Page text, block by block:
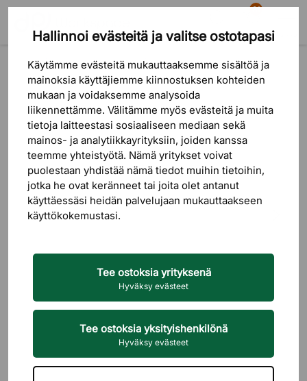
Hallinnoi evästeitä ja valitse ostotapasi
Käytämme evästeitä mukauttaaksemme sisältöä ja
mainoksia käyttäjiemme kiinnostuksen kohteiden
mukaan ja voidaksemme analysoida
liikennettämme. Välitämme myös evästeitä ja muita
tietoja laitteestasi sosiaaliseen mediaan sekä
mainos- ja analytiikkayrityksiin, joiden kanssa
teemme yhteistyötä. Nämä yritykset voivat
puolestaan ​​yhdistää nämä tiedot muihin tietoihin,
jotka he ovat keränneet tai joita olet antanut
käyttäessäsi heidän palvelujaan mukauttaakseen
käyttökokemustasi.
Tee ostoksia yrityksenä
Hyväksy evästeet
Tee ostoksia yksityishenkilönä
Hyväksy evästeet
Etsi
81
Ostoskori
DESIGN FOR THE PEOPLE